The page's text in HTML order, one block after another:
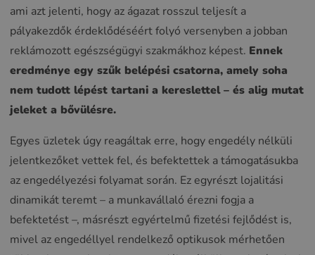
ami azt jelenti, hogy az ágazat rosszul teljesít a
pályakezdők érdeklődéséért folyó versenyben a jobban
reklámozott egészségügyi szakmákhoz képest. Ennek
eredménye egy szűk belépési csatorna, amely soha
nem tudott lépést tartani a kereslettel – és alig mutat
jeleket a bővülésre.
Egyes üzletek úgy reagáltak erre, hogy engedély nélküli
jelentkezőket vettek fel, és befektettek a támogatásukba
az engedélyezési folyamat során. Ez egyrészt lojalitási
dinamikát teremt – a munkavállaló érezni fogja a
befektetést –, másrészt egyértelmű fizetési fejlődést is,
mivel az engedéllyel rendelkező optikusok mérhetően